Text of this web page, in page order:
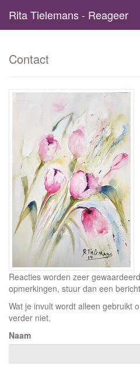
Rita Tielemans - Reageer
Contact
Reacties worden zeer
opmerkingen, stuur dan een
Wat je invult wordt alleen gebruikt
verder niet.
Naam